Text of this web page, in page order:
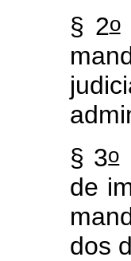
§ 2o
§ 3o
de
dos